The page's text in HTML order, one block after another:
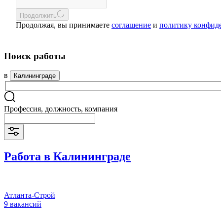
Продолжить
Продолжая, вы принимаете соглашение и политику
Поиск работы
в Калининграде
Профессия, должность, компания
Работа в Калининграде
Атланта-Строй
9 вакансий